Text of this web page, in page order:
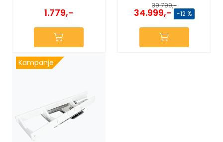
1.779,-
39.799,-
34.999,- -12 %
Kampanje
Outlet
Kampanje